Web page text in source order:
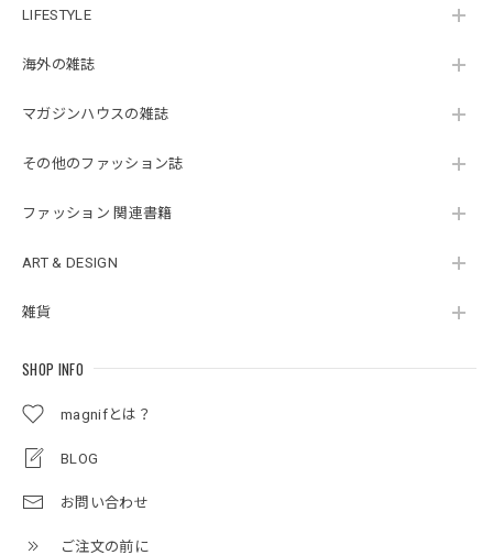
LIFESTYLE
海外の雑誌
マガジンハウスの雑誌
その他のファッション誌
ファッション 関連書籍
ART & DESIGN
雑貨
SHOP INFO
magnifとは？
BLOG
お問い合わせ
ご注文の前に